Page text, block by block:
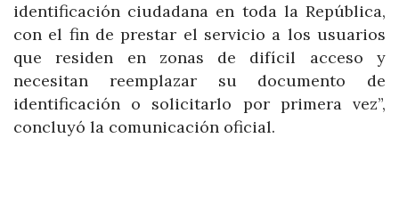
identificación ciudadana en toda la República,
con el fin de prestar el servicio a los usuarios
que residen en zonas de difícil acceso y
necesitan reemplazar su documento de
identificación o solicitarlo por primera vez”,
concluyó la comunicación oficial.